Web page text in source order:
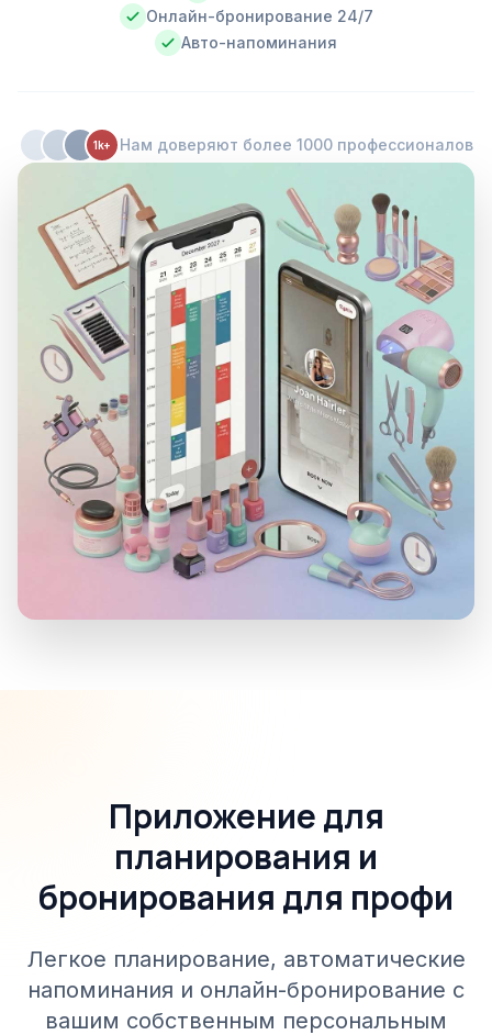
Онлайн-бронирование 24/7
Авто-напоминания
1k+ Нам доверяют более 1000 профессионалов
Приложение для
планирования и
бронирования для профи
Легкое планирование, автоматические
напоминания и онлайн-бронирование с
вашим собственным персональным